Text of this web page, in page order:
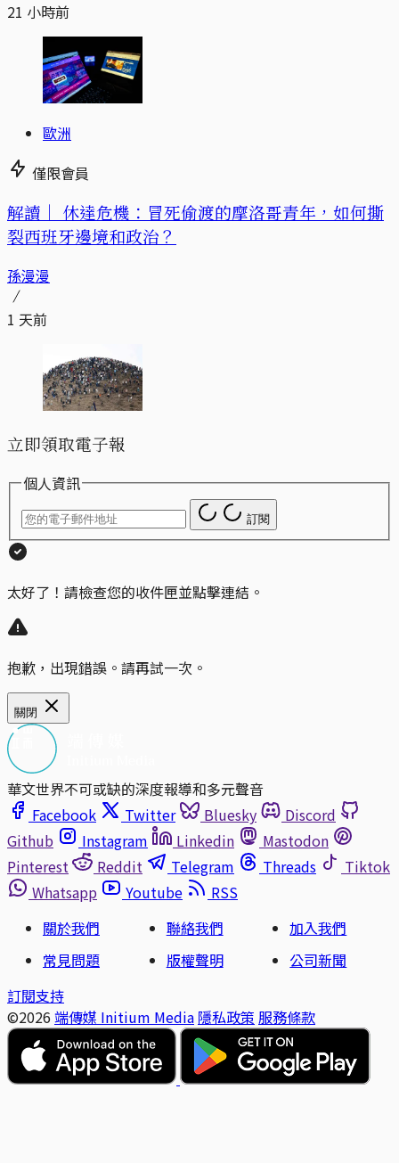
21 小時前
歐洲
僅限會員
解讀｜ 休達危機：冒死偷渡的摩洛哥青年，如何撕
裂西班牙邊境和政治？
孫漫漫
1 天前
立即領取電子報
個人資訊
訂閱
太好了！請檢查您的收件匣並點擊連結。
抱歉，出現錯誤。請再試一次。
關閉
華文世界不可或缺的深度報導和多元聲音
Facebook
Twitter Bluesky
Discord
Github
Instagram Linkedin
Mastodon
Pinterest
Reddit Telegram Threads
Tiktok
Whatsapp
Youtube
RSS
關於我們
聯絡我們
加入我們
常見問題
版權聲明
公司新聞
訂閱支持
©2026 端傳媒 Initium Media 隱私政策 服務條款